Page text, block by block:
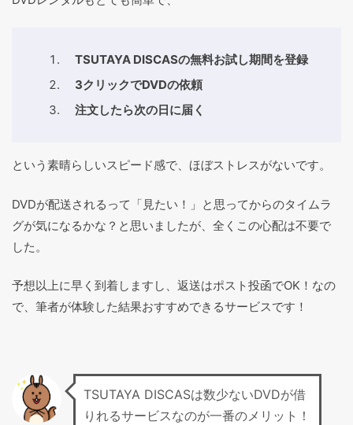
TSUTAYA DISCASの無料お試し期間を登録
3クリックでDVDの依頼
注文したら次の日に届く
という素晴らしいスピード感で、ほぼストレスがないです。
DVDが配送されるって「見たい！」と思ってからのタイムラ
グが気になるかな？と思いましたが、全くこの心配は不要で
した。
予想以上に早く到着しますし、返送はポスト投函でOK！なの
で、筆者が体験した結果おすすめできるサービスです！
TSUTAYA DISCASは数少ないDVDが借
りれるサービスなのが一番のメリット！